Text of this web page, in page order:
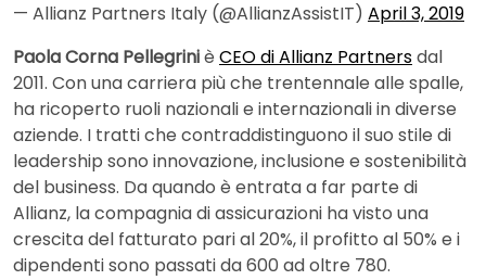
— Allianz Partners Italy (@AllianzAssistIT) April 3, 2019
Paola Corna Pellegriniè CEO di Allianz Partnersdal
2011. Con una carriera più che trentennale alle spalle,
ha ricoperto ruoli nazionali e internazionali in diverse
aziende. I tratti che contraddistinguono il suo stile di
leadership sono innovazione, inclusione e sostenibilità
del business. Da quando è entrata a far parte di
Allianz, la compagnia di assicurazioni ha visto una
crescita del fatturato pari al 20%, il profitto al 50% e i
dipendenti sono passati da 600 ad oltre 780.